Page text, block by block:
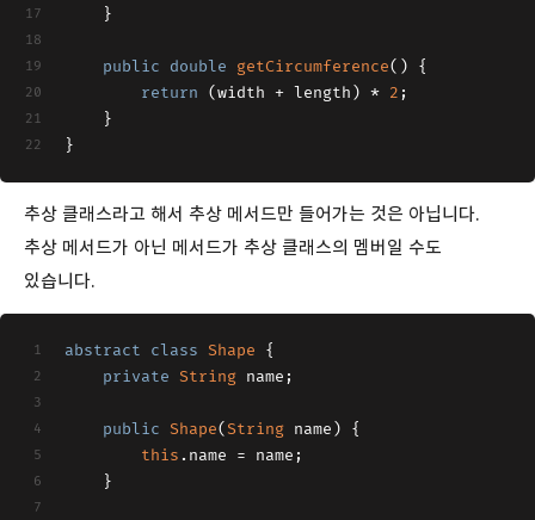
	}
public double getCircumference()
{
return (width + length) * 2 ;
	}
}
추상 클래스라고 해서 추상 메서드만 들어가는 것은 아닙니다.
추상 메서드가 아닌 메서드가 추상 클래스의 멤버일 수도
있습니다.
abstract class Shape
{
private String name;
public Shape(String name ) {
this .name = name;
	}